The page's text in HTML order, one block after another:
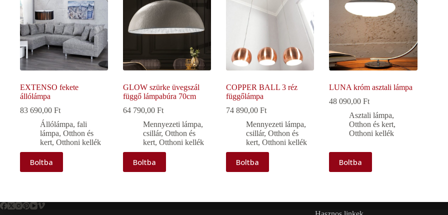
EXTENSO fekete
állólámpa
83 690,00 Ft
Állólámpa, fali
lámpa, Otthon és
kert, Otthoni kellék
Boltba
GLOW szürke üvegszál
függő lámpabúra 70cm
64 790,00Ft
Mennyezeti lámpa,
csillár,Otthon és
kert,Otthoni kellék
Boltba
COPPER BALL 3 réz
függőlámpa
74 890,00Ft
Mennyezeti lámpa,
csillár,Otthon és
kert,Otthoni kellék
Boltba
LUNA króm asztali lámpa
48 090,00Ft
Asztali lámpa,
Otthon és kert,
Otthoni kellék
Boltba